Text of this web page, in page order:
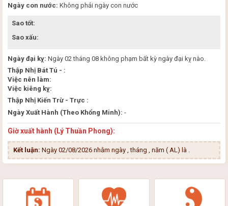
Ngày con nước: Không phải ngày con nước
Sao tốt:
Sao xấu:
Ngày đại kỵ: Ngày 02 tháng 08 không phạm bất kỳ ngày đại kỵ nào.
Thập Nhị Bát Tú - :
Việc nên làm:
Việc kiêng kỵ:
Thập Nhị Kiến Trừ - Trực :
Ngày Xuất Hành (Theo Khổng Minh): -
Giờ xuất hành (Lý Thuần Phong):
Kết luận: Ngày 02/08/2026 nhằm ngày , tháng , năm ( AL) là .